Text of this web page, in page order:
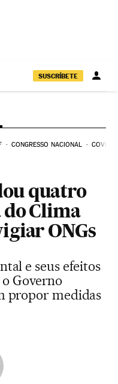
SUSCRÍBETE
CONGRESSO NACIONAL COVID-
quatro
do Clima
ONGs
e seus efeitos
Governo
propor medidas